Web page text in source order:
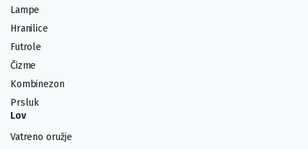
Lampe
Hranilice
Futrole
Čizme
Kombinezon
Prsluk
Lov
Vatreno oružje